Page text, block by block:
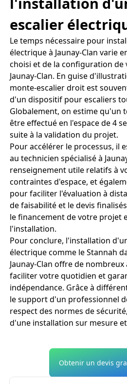
escalier
Le temps nécessaire pour
électrique à Jaunay-Clan varie
choisi et de la configuration de
Jaunay-Clan. En guise
monte-escalier droit est
d'un dispositif pour escaliers
Globalement, on estime qu'un
être effectué en l'espace de 4
suite à la validation du projet.
Pour accélérer le processus, il
au technicien spécialisé à
renseignement utile relatifs à
contraintes d'espace, et
pour faciliter l'évaluation à
de faisabilité et le devis
le financement de votre projet
l'installation.
Pour conclure, l'installation
électrique comme le Stannah
Jaunay-Clan offre de
faciliter votre quotidien et
indépendance. Grâce à
le support d'un professionnel
respect des normes de
d'une installation sur mesure
Obtenir un devis